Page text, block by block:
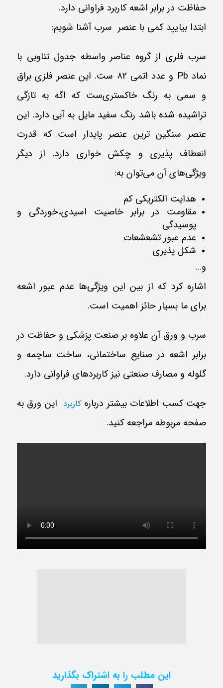
حفاظت در برابر اشعه کاربرد فراوانی دارد.
ابتدا بیایید کمی با عنصر سرب آشنا شویم:
سرب فلری از گروه عناصر واسطه جدول تناوبی با
نماد Pb و عدد اتمی 82 ست. این عنصر فلزی براق
و سمی به رنگ خاکستری‌ست که اگه به تازگی
تراشیده شده باشد رنگ سفید مایل به آبی دارد. این
عنصر سنگین ترین عنصر پایدار است که قدرت
انعطاف پذیری و چکش خواری دارد. از دیگر
ویژگی‌های آن می‌توان به:
هدایت الکتریکی کم
مقاومت در برابر خاصیت اسیدی،خوردگی و
پوسیدگی
عدم عبور تشعشعات
شکل پذیری
و…
اشاره کرد که از بین این ویژگی‌ها عدم عبور اشعه
برای ما بسیار حائز اهمیت است.
سرب و ورق آن علاوه بر صنعت پزشکی و حفاظت در
برابر اشعه در صنایع ساختمانی، ساخت ساچمه و
گلوله و مصارف صنعتی نیز کاربردهای فراوانی دارد.
جهت کسب اطلاعات بیشتر درباره کاربرد این ورق به
صفحه مربوطه مراجعه کنید.
مقاله قبلی
مجموعة هستيري
مقاله بعدی